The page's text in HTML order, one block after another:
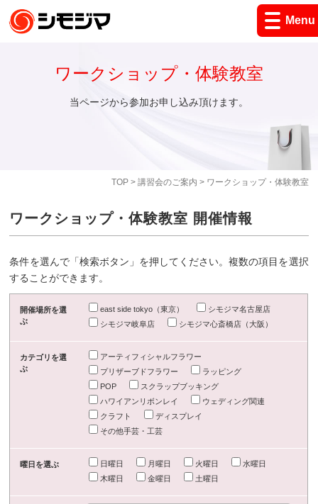
Menu
TOP> 講習会のご案内 > ワークショップ・体験教室
ワークショップ・体験教室
当ページから参加お申し込み頂けます。
ワークショップ・体験教室 開催情報
条件を選んで「検索ボタン」を押してください。複数の項目を選択
することができます。
開催場所を選
ぶ
east side tokyo（東京）
シモジマ名古屋店
シモジマ岐阜店
シモジマ心斎橋店（大阪）
カテゴリを選
ぶ
アーティフィシャルフラワー
プリザーブドフラワー
ラッピング
POP
スクラップブッキング
ハワイアンリボンレイ
ウェディング関連
クラフト
ディスプレイ
その他手芸・工芸
曜日を選ぶ 日曜日 月曜日 火曜日
水曜日
木曜日
金曜日 土曜日